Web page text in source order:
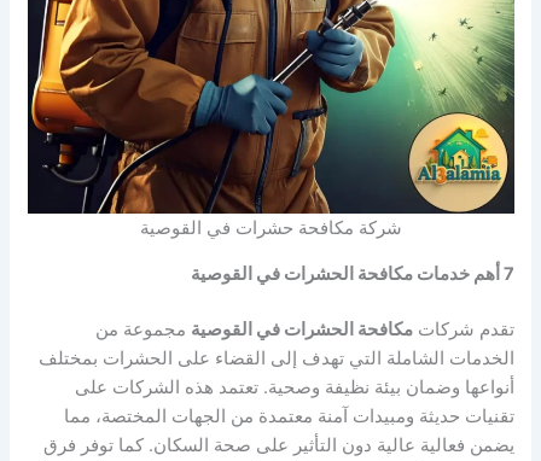
شركة مكافحة حشرات في القوصية
7 أهم خدمات مكافحة الحشرات في القوصية
تقدم شركاتمكافحة الحشرات في القوصية مجموعة من
الخدمات الشاملة التي تهدف إلى القضاء على الحشرات بمختلف
أنواعها وضمان بيئة نظيفة وصحية. تعتمد هذه الشركات على
تقنيات حديثة ومبيدات آمنة معتمدة من الجهات المختصة، مما
يضمن فعالية عالية دون التأثير على صحة السكان. كما توفر فرق